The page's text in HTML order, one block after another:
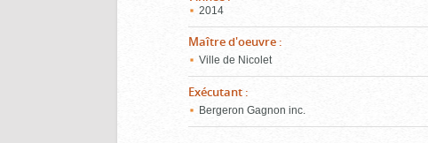
2014
Maître d'oeuvre :
Ville de Nicolet
Exécutant :
Bergeron Gagnon inc.